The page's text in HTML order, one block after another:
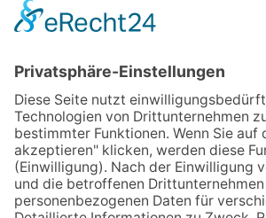
NEWSLETTER